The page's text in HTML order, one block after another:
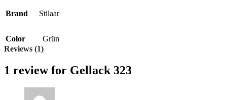
Brand Stilaar
Color
Grün
Reviews (1)
1 review for Gellack 323